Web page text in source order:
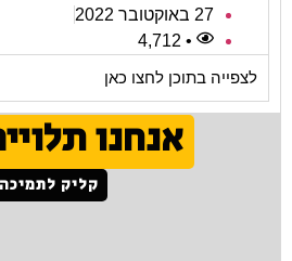
27 באוקטובר 2022
• 4,712
לצפייה בתוכן לחצו כאן
אנחנו
קליק לתמיכה